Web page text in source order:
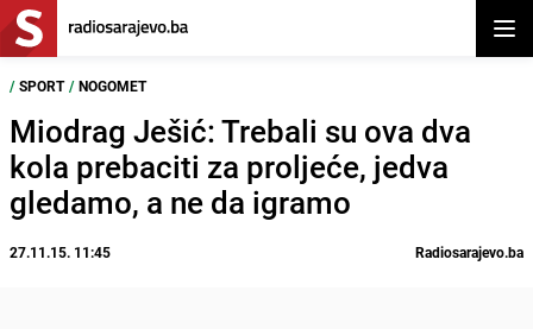
/ SPORT / NOGOMET
Miodrag Ješić: Trebali su ova dva
kola prebaciti za proljeće, jedva
gledamo, a ne da igramo
27.11.15. 11:45 Radiosarajevo.ba